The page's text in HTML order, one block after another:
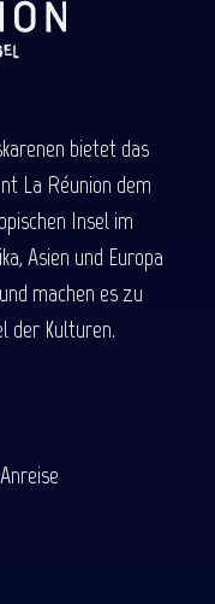
bietet das
La Réunion dem
Insel im
Asien und Europa
machen es zu
der Kulturen.